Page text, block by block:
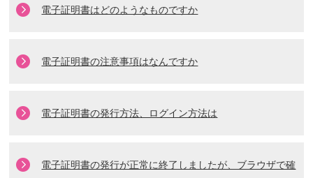
電子証明書はどのようなものですか
電子証明書の注意事項はなんですか
電子証明書の発行方法、ログイン方法は
電子証明書の発行が正常に終了しましたが、ブラウザで確